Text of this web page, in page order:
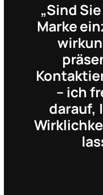
„Sind
Marke
– ich
darauf,